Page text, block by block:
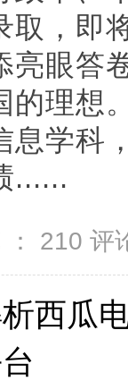
取，即
亮眼答
的理想
息学科
......
210 评
西瓜